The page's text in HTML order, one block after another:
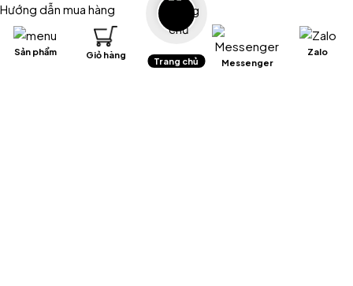
Hướng dẫn mua hàng
Sản phẩm Giỏ hàng
Trang chủ Messenger
Zalo